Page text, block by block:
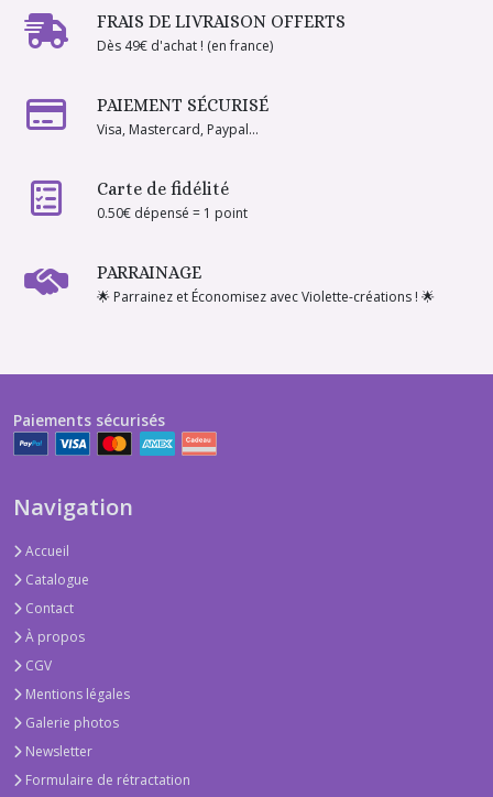
FRAIS DE LIVRAISON OFFERTS
Dès 49€ d'achat ! (en france)
PAIEMENT SÉCURISÉ
Visa, Mastercard, Paypal...
Carte de fidélité
0.50€ dépensé = 1 point
PARRAINAGE
🌟 Parrainez et Économisez avec Violette-créations ! 🌟
Paiements sécurisés
Navigation
Accueil
Catalogue
Contact
À propos
CGV
Mentions légales
Galerie photos
Newsletter
Formulaire de rétractation